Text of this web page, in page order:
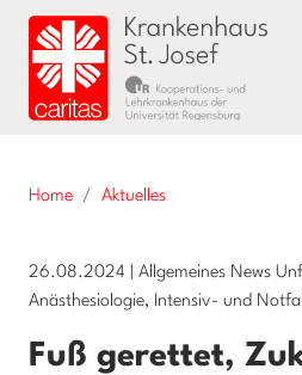
Home Aktuelles
26.08.2024
Allgemeines News
Anästhesiologie, Intensiv- und
Fuß gerettet,